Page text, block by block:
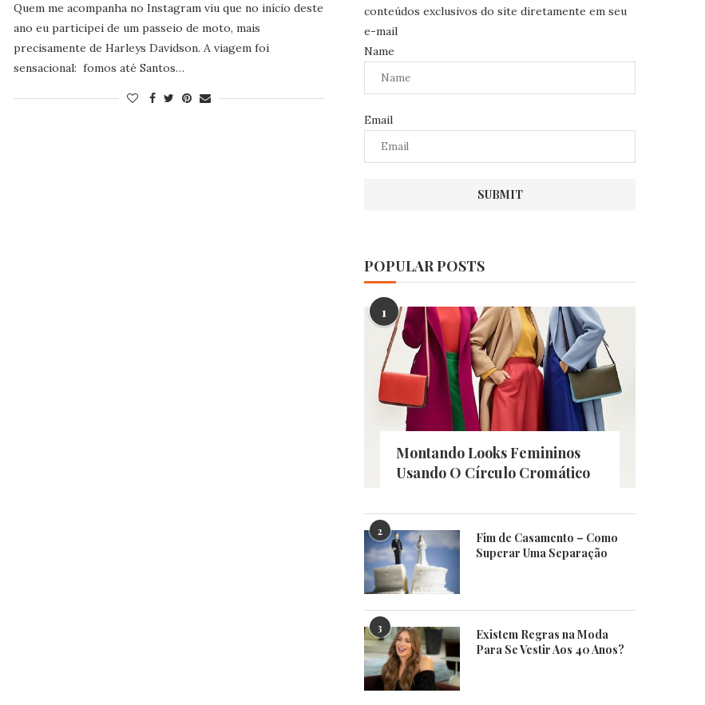
Quem me acompanha no Instagram viu que no início deste
ano eu participei de um passeio de moto, mais
precisamente de Harleys Davidson. A viagem foi
sensacional: fomos até Santos…
conteúdos exclusivos do site diretamente em seu
e-mail
Name
Email
POPULAR POSTS
1
Montando Looks Femininos
Usando O Círculo Cromático
2
Fim de Casamento – Como
Superar Uma Separação
3
Existem Regras na Moda
Para Se Vestir Aos 40 Anos?